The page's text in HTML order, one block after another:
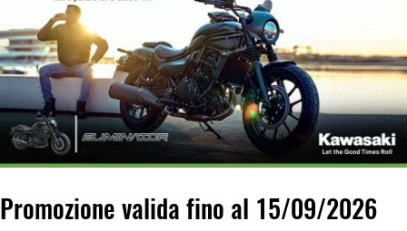
Promozione valida fino al 15/09/2026